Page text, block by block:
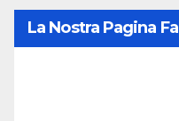
La Nostra Pagina